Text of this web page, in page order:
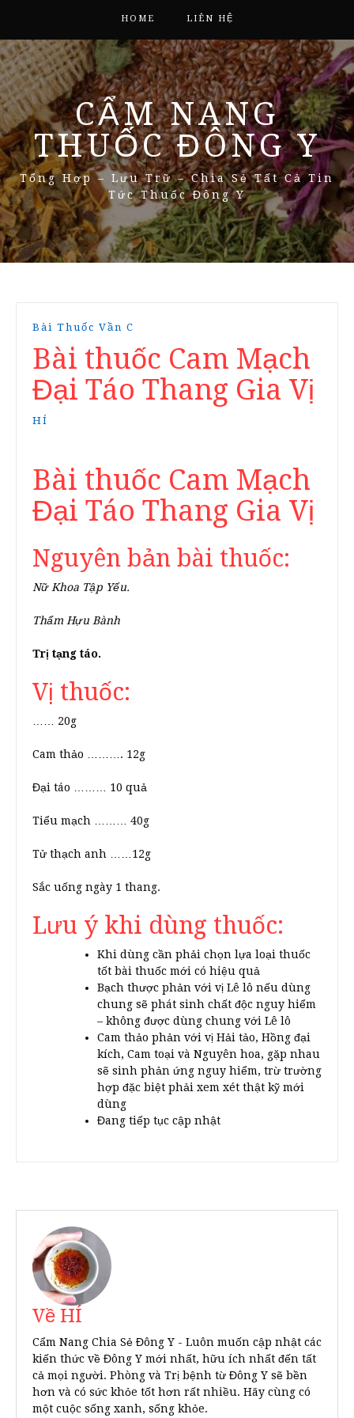
HOME LIÊN HỆ
CẨM NANG
THUỐC ĐÔNG Y
Tổng Hợp – Lưu Trữ – Chia Sẻ Tất Cả Tin
Tức Thuốc Đông Y
Bài Thuốc Vần C
Bài thuốc Cam Mạch
Đại Táo Thang Gia Vị
HÍ
Bài thuốc Cam Mạch
Đại Táo Thang Gia Vị
Nguyên bản bài thuốc:
Nữ Khoa Tập Yếu.
Thẩm Hựu Bành
Trị tạng táo.
Vị thuốc:
…… 20g
Cam thảo ………. 12g
Đại táo ……… 10 quả
Tiểu mạch ……… 40g
Tử thạch anh ……12g
Sắc uống ngày 1 thang.
Lưu ý khi dùng thuốc:
Khi dùng cần phải chọn lựa loại thuốc
tốt bài thuốc mới có hiệu quả
Bạch thược phản với vị Lê lô nếu dùng
chung sẽ phát sinh chất độc nguy hiểm
– không được dùng chung với Lê lô
Cam thảo phản với vị Hải tảo, Hồng đại
kích, Cam toại và Nguyên hoa, gặp nhau
sẽ sinh phản ứng nguy hiểm, trừ trường
hợp đặc biệt phải xem xét thật kỹ mới
dùng
Đang tiếp tục cập nhật
Về HÍ
Cẩm Nang Chia Sẻ Đông Y - Luôn muốn cập nhật các
kiến thức về Đông Y mới nhất, hữu ích nhất đến tất
cả mọi người. Phòng và Trị bệnh từ Đông Y sẽ bền
hơn và có sức khỏe tốt hơn rất nhiều. Hãy cùng có
một cuộc sống xanh, sống khỏe.